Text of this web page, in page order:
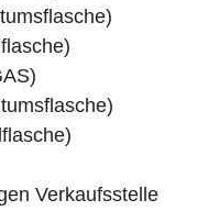
Verkaufsstelle